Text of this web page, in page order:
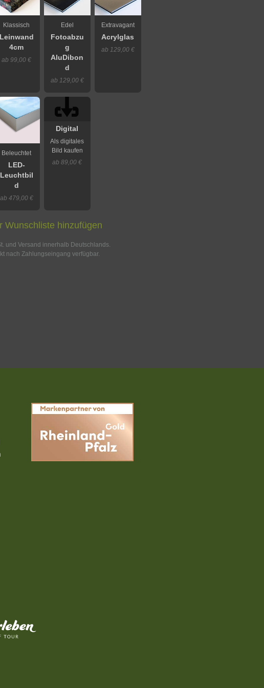
Klassisch
Leinwand
4cm
ab 99,00 €
Edel
Fotoabzu
g
AluDibon
d
ab 129,00 €
Extravagant
Acrylglas
ab 129,00 €
Beleuchtet
LED-
Leuchtbil
d
ab 479,00 €
Digital
Als digitales
Bild kaufen
ab 89,00 €
Wunschliste hinzufügen
und Versand innerhalb Deutschlands.
nach Zahlungseingang verfügbar.